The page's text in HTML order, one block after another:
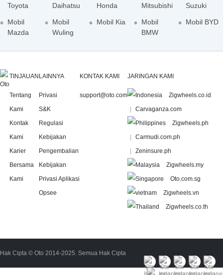
Toyota
Daihatsu
Honda
Mitsubishi
Suzuki
Mobil
Mazda
Mobil
Wuling
Mobil Kia
Mobil
BMW
Mobil BYD
TINJAUAN
Tentang
Kami
Kontak
Kami
Karier
Bersama
Kami
LAINNYA
Privasi
S&K
Regulasi
Kebijakan
Pengembalian
Kebijakan
Privasi Aplikasi
Opsee
KONTAK KAMI
support@oto.com
JARINGAN KAMI
Zigwheels.co.id
Carvaganza.com
Zigwheels.ph
Carmudi.com.ph
Zeninsure.ph
Zigwheels.my
Oto.com.sg
Zigwheels.vn
Zigwheels.co.th
Hak Cipta © Oto 2014-2025. Semua Hak Cipta